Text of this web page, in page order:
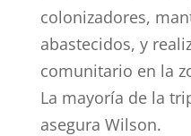
colonizadores,
abastecidos, y
comunitario en la
La mayoría de la
asegura Wilson.